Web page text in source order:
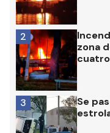
zona
2
Se
3